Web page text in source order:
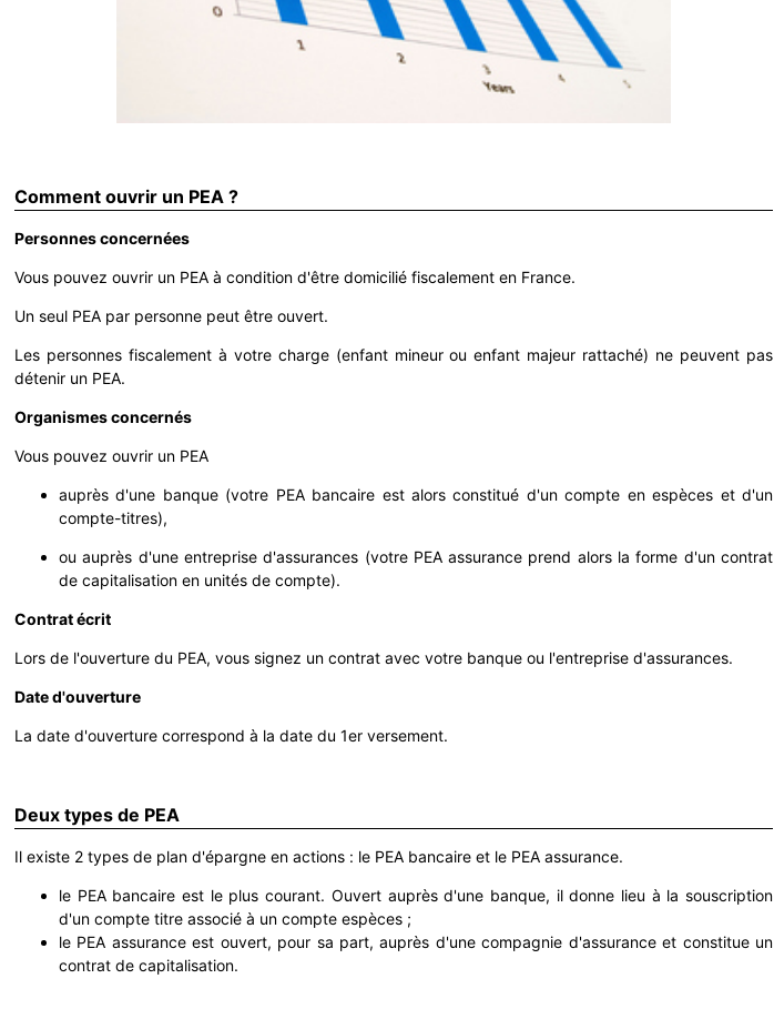
Comment ouvrir un PEA ?
Personnes concernées
Vous pouvez ouvrir un PEA à condition d'être domicilié fiscalement en France.
Un seul PEA par personne peut être ouvert.
Les personnes fiscalement à votre charge (enfant mineur ou enfant majeur rattaché) ne peuvent pas
détenir un PEA.
Organismes concernés
Vous pouvez ouvrir un PEA
auprès d'une banque (votre PEA bancaire est alors constitué d'un compte en espèces et d'un
compte-titres),
ou auprès d'une entreprise d'assurances (votre PEA assurance prend alors la forme d'un contrat
de capitalisation en unités de compte).
Contrat écrit
Lors de l'ouverture du PEA, vous signez un contrat avec votre banque ou l'entreprise d'assurances.
Date d'ouverture
La date d'ouverture correspond à la date du 1er versement.
Deux types de PEA
Il existe 2 types de plan d'épargne en actions : le PEA bancaire et le PEA assurance.
le PEA bancaire est le plus courant. Ouvert auprès d'une banque, il donne lieu à la souscription
d'un compte titre associé à un compte espèces ;
le PEA assurance est ouvert, pour sa part, auprès d'une compagnie d'assurance et constitue un
contrat de capitalisation.